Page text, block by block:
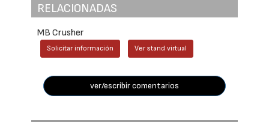
RELACIONADAS
MB Crusher
Solicitar información Ver stand virtual
ver/escribir comentarios